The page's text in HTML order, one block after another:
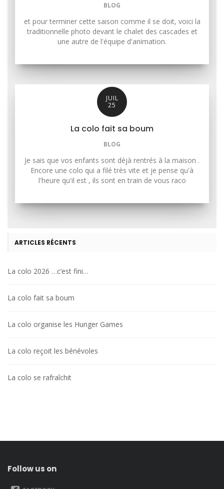
BLOG
et pour terminer cette saison comme il se doit, voici la
traditionnelle photo devant le chalet des cascades et
une autre de l'équipe d'animation.
JUIL
25
La colo fait sa boum
BLOG
Je sais que vos enfants sont déjà rentrés à la maison .
Encore une colo qui a filé très vite et je pense qu'à
l'heure qu'il est , ils sont en train de vous raco
ARTICLES RÉCENTS
La colo 2026 …c’est fini…
La colo fait sa boum
La colo organise les Hunger Games
La colo reçoit les bénévoles
La colo se rafraîchit
Follow us on